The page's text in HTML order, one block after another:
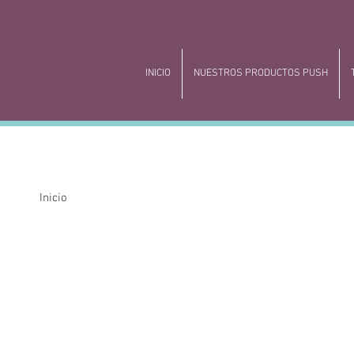
INICIO NUESTROS PRODUCTOS PUSH
Inicio